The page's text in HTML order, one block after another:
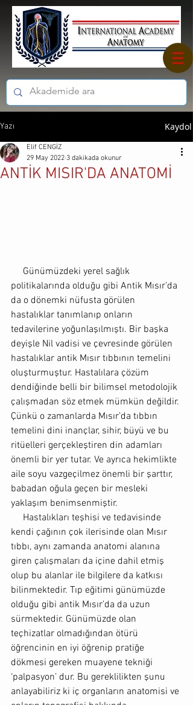
Yazı Kaydol
ANTİK MISIR'DA ANATOMİ
Elif CENGİZ
29 May 2022 3 dakikada okunur
politikalarında olduğu gibi Antik Mısır’da
da o dönemki nüfusta görülen
hastalıklar tanımlanıp onların
tedavilerine yoğunlaşılmıştı. Bir başka
deyişle Nil vadisi ve çevresinde görülen
hastalıklar antik Mısır tıbbının temelini
oluşturmuştur. Hastalılara çözüm
dendiğinde belli bir bilimsel metodolojik
çalışmadan söz etmek mümkün değildir.
Çünkü o zamanlarda Mısır’da tıbbın
temelini dini inançlar, sihir, büyü ve bu
ritüelleri gerçekleştiren din adamları
önemli bir yer tutar. Ve ayrıca hekimlikte
aile soyu vazgeçilmez önemli bir şarttır,
babadan oğula geçen bir mesleki
yaklaşım benimsenmiştir.
kendi çağının çok ilerisinde olan Mısır
tıbbı, aynı zamanda anatomi alanına
giren çalışmaları da içine dahil etmiş
olup bu alanlar ile bilgilere da katkısı
bilinmektedir. Tıp eğitimi günümüzde
olduğu gibi antik Mısır’da da uzun
sürmektedir. Günümüzde olan
teçhizatlar olmadığından ötürü
öğrencinin en iyi öğrenip pratiğe
dökmesi gereken muayene tekniği
‘palpasyon’ dur. Bu gereklilikten şunu
anlayabiliriz ki iç organların anatomisi ve